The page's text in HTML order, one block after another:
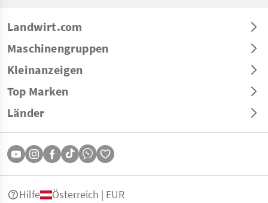
Landwirt.com
Maschinengruppen
Kleinanzeigen
Top Marken
Länder
Hilfe Österreich | EUR